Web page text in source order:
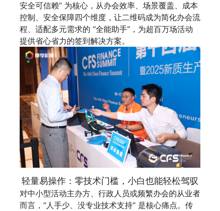
安全可信赖” 为核心，从办会效率、场景覆盖、成本
控制、安全保障四个维度，让二维码成为简化办会流
程、适配多元需求的 “全能助手”，为超百万场活动
提供省心省力的签到解决方案。
轻量易操作：零技术门槛，小白也能轻松驾驭
对中小型活动主办方、行政人员或频繁办会的从业者
而言，“人手少、没专业技术支持” 是核心痛点。传